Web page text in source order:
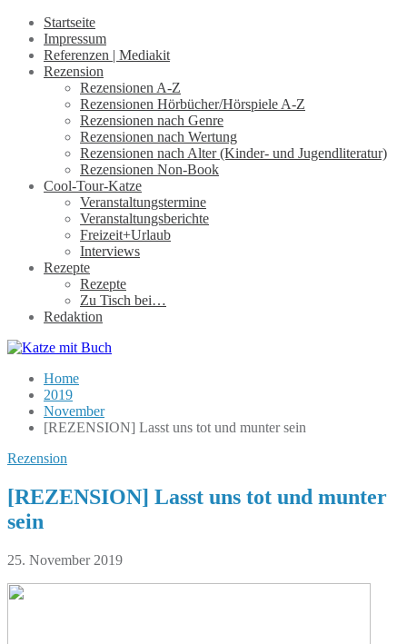
Startseite
Impressum
Referenzen | Mediakit
Rezension
Rezensionen A-Z
Rezensionen Hörbücher/Hörspiele A-Z
Rezensionen nach Genre
Rezensionen nach Wertung
Rezensionen nach Alter (Kinder- und Jugendliteratur)
Rezensionen Non-Book
Cool-Tour-Katze
Veranstaltungstermine
Veranstaltungsberichte
Freizeit+Urlaub
Interviews
Rezepte
Rezepte
Zu Tisch bei…
Redaktion
Home
2019
November
[REZENSION] Lasst uns tot und munter sein
Rezension
[REZENSION] Lasst uns tot und munter
sein
25. November 2019